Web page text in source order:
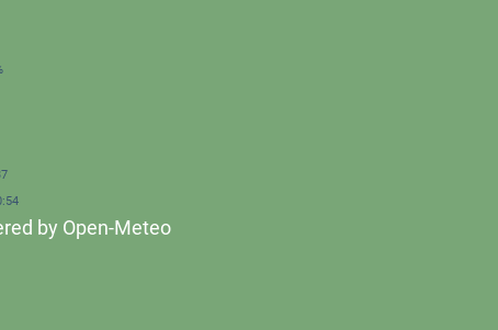
by Open-Meteo